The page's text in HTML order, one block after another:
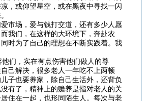
，或仰望星空，或在黑夜中寻找一闪
。
市场，爱与钱打交道，还有多少人愿
我们，在这样的大环境下，奔赴农
时为了自己的理想在不断实践着。我
们，实在有点伤害他们做人的尊
己解决，很多老人一年吃不上两顿
子也要养家，除自己生活外，还背负
有了，精神上的赡养是指对老人的关
住在一起，也形同陌生人。每次与老